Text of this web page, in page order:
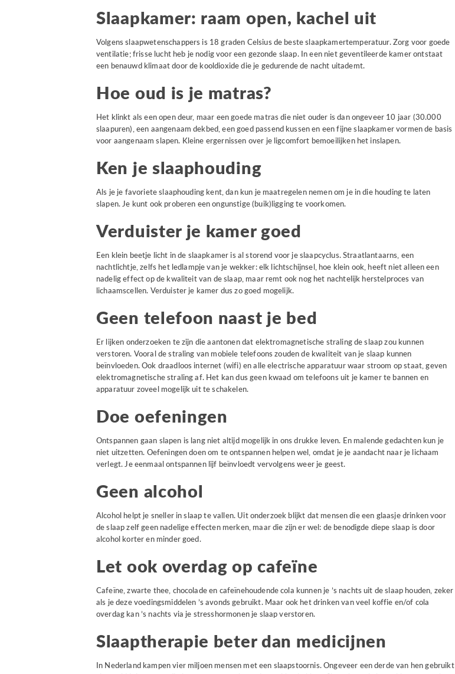
Slaapkamer: raam open, kachel uit
Volgens slaapwetenschappers is 18 graden Celsius de beste slaapkamertemperatuur. Zorg voor goede
ventilatie; frisse lucht heb je nodig voor een gezonde slaap. In een niet geventileerde kamer ontstaat
een benauwd klimaat door de kooldioxide die je gedurende de nacht uitademt.
Hoe oud is je matras?
Het klinkt als een open deur, maar een goede matras die niet ouder is dan ongeveer 10 jaar (30.000
slaapuren), een aangenaam dekbed, een goed passend kussen en een fijne slaapkamer vormen de basis
voor aangenaam slapen. Kleine ergernissen over je ligcomfort bemoeilijken het inslapen.
Ken je slaaphouding
Als je je favoriete slaaphouding kent, dan kun je maatregelen nemen om je in die houding te laten
slapen. Je kunt ook proberen een ongunstige (buik)ligging te voorkomen.
Verduister je kamer goed
Een klein beetje licht in de slaapkamer is al storend voor je slaapcyclus. Straatlantaarns, een
nachtlichtje, zelfs het ledlampje van je wekker: elk lichtschijnsel, hoe klein ook, heeft niet alleen een
nadelig effect op de kwaliteit van de slaap, maar remt ook nog het nachtelijk herstelproces van
lichaamscellen. Verduister je kamer dus zo goed mogelijk.
Geen telefoon naast je bed
Er lijken onderzoeken te zijn die aantonen dat elektromagnetische straling de slaap zou kunnen
verstoren. Vooral de straling van mobiele telefoons zouden de kwaliteit van je slaap kunnen
beïnvloeden. Ook draadloos internet (wifi) en alle electrische apparatuur waar stroom op staat, geven
elektromagnetische straling af. Het kan dus geen kwaad om telefoons uit je kamer te bannen en
apparatuur zoveel mogelijk uit te schakelen.
Doe oefeningen
Ontspannen gaan slapen is lang niet altijd mogelijk in ons drukke leven. En malende gedachten kun je
niet uitzetten. Oefeningen doen om te ontspannen helpen wel, omdat je je aandacht naar je lichaam
verlegt. Je eenmaal ontspannen lijf beïnvloedt vervolgens weer je geest.
Geen alcohol
Alcohol helpt je sneller in slaap te vallen. Uit onderzoek blijkt dat mensen die een glaasje drinken voor
de slaap zelf geen nadelige effecten merken, maar die zijn er wel: de benodigde diepe slaap is door
alcohol korter en minder goed.
Let ook overdag op cafeïne
Cafeïne, zwarte thee, chocolade en cafeïnehoudende cola kunnen je ’s nachts uit de slaap houden, zeker
als je deze voedingsmiddelen ’s avonds gebruikt. Maar ook het drinken van veel koffie en/of cola
overdag kan ’s nachts via je stresshormonen je slaap verstoren.
Slaaptherapie beter dan medicijnen
In Nederland kampen vier miljoen mensen met een slaapstoornis. Ongeveer een derde van hen gebruikt